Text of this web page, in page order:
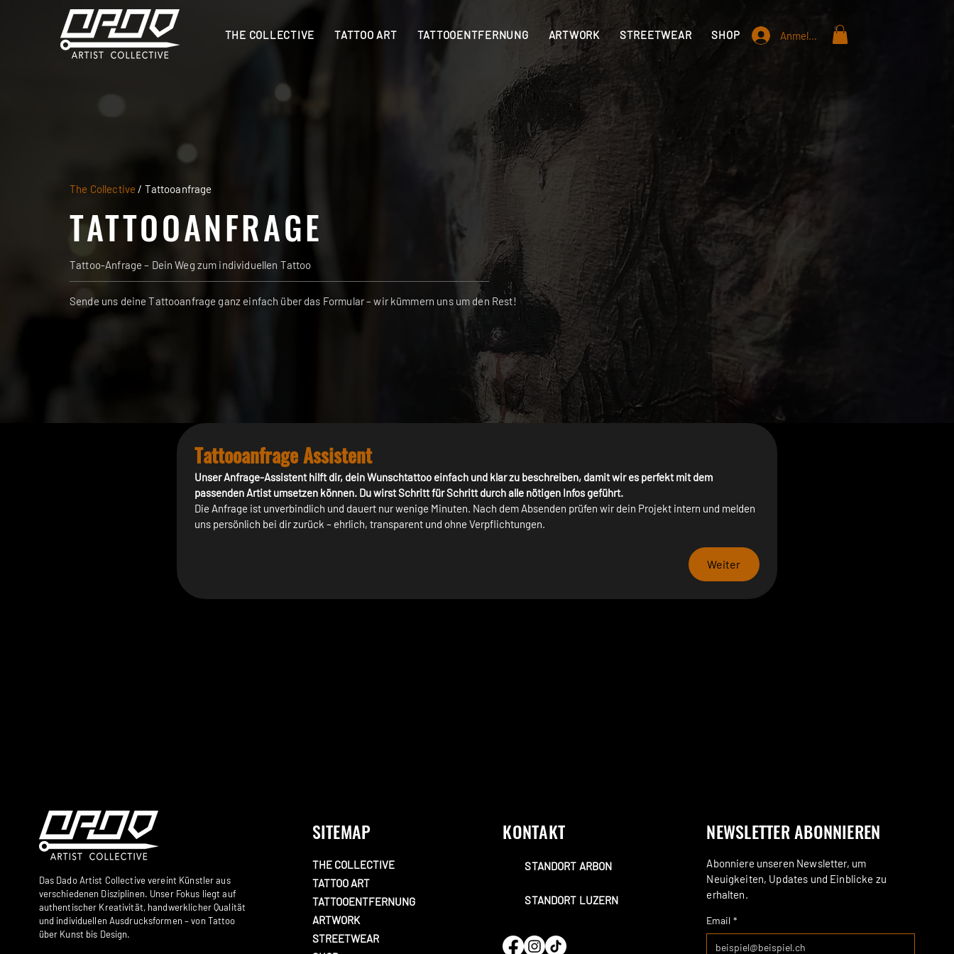
THE COLLECTIVE TATTOO ART TATTOOENTFERNUNG ARTWORK STREETWEAR SHOP STANDORTE INFO
Anmelden
The Collective / Tattooanfrage
TATTOOANFRAGE
Tattoo-Anfrage – Dein Weg zum individuellen Tattoo
Sende uns deine Tattooanfrage ganz einfach über das Formular – wir kümmern uns um den Rest!
Tattooanfrage Assistent
Unser Anfrage-Assistent hilft dir, dein Wunsch­tattoo einfach und klar zu beschreiben, damit wir es perfekt mit dem
passenden Artist umsetzen können. Du wirst Schritt für Schritt durch alle nötigen Infos geführt.
Die Anfrage ist unverbindlich und dauert nur wenige Minuten. Nach dem Absenden prüfen wir dein Projekt intern und melden
uns persönlich bei dir zurück – ehrlich, transparent und ohne Verpflichtungen.
Weiter
Das Dado Artist Collective vereint Künstler aus
verschiedenen Disziplinen. Unser Fokus liegt auf
authentischer Kreativität, handwerklicher Qualität
und individuellen Ausdrucksformen – von Tattoo
über Kunst bis Design.
SITEMAP
THE COLLECTIVE
TATTOO ART
TATTOOENTFERNUNG
ARTWORK
STREETWEAR
KONTAKT
STANDORT ARBON
STANDORT LUZERN
NEWSLETTER ABONNIEREN
Abonniere unseren Newsletter, um
Neuigkeiten, Updates und Einblicke zu
erhalten.
Email *